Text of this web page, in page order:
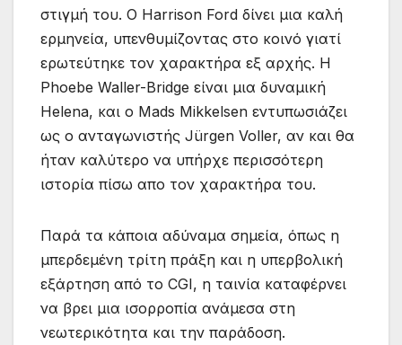
στιγμή του. Ο Harrison Ford δίνει μια καλή
ερμηνεία, υπενθυμίζοντας στο κοινό γιατί
ερωτεύτηκε τον χαρακτήρα εξ αρχής. Η
Phoebe Waller-Bridge είναι μια δυναμική
Helena, και ο Mads Mikkelsen εντυπωσιάζει
ως ο ανταγωνιστής Jürgen Voller, αν και θα
ήταν καλύτερο να υπήρχε περισσότερη
ιστορία πίσω απο τον χαρακτήρα του.
Παρά τα κάποια αδύναμα σημεία, όπως η
μπερδεμένη τρίτη πράξη και η υπερβολική
εξάρτηση από το CGI, η ταινία καταφέρνει
να βρει μια ισορροπία ανάμεσα στη
νεωτερικότητα και την παράδοση.